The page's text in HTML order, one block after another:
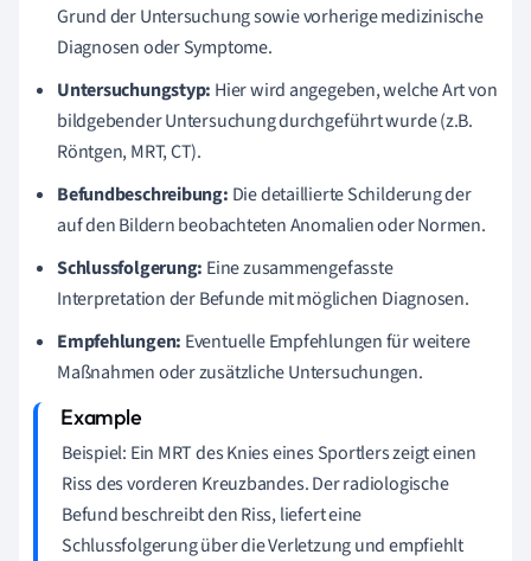
Grund der Untersuchung sowie vorherige medizinische
Diagnosen oder Symptome.
Untersuchungstyp: Hier wird angegeben, welche Art von
bildgebender Untersuchung durchgeführt wurde (z.B.
Röntgen, MRT, CT).
Befundbeschreibung: Die detaillierte Schilderung der
auf den Bildern beobachteten Anomalien oder Normen.
Schlussfolgerung: Eine zusammengefasste
Interpretation der Befunde mit möglichen Diagnosen.
Empfehlungen: Eventuelle Empfehlungen für weitere
Maßnahmen oder zusätzliche Untersuchungen.
Beispiel: Ein MRT des Knies eines Sportlers zeigt einen
Riss des vorderen Kreuzbandes. Der radiologische
Befund beschreibt den Riss, liefert eine
Schlussfolgerung über die Verletzung und empfiehlt